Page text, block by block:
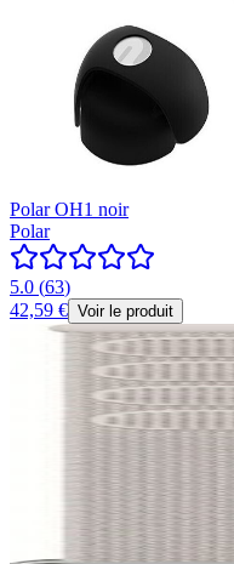
Polar OH1 noir
Polar
5.0 (63)
42,59 € Voir le produit